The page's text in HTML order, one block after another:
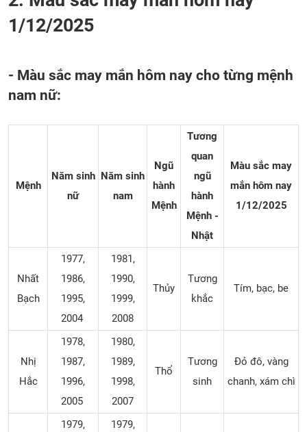
1/12/2025
- Màu sắc may mắn hôm nay cho từng mệnh
nam nữ:
Mệnh
Năm sinh
nữ
Năm sinh
nam
Ngũ
hành
Mệnh
Tương
quan
ngũ
hành
Mệnh -
Nhật
Màu sắc may
mắn hôm nay
1/12/2025
Nhất
Bạch
1977,
1986,
1995,
2004
1981,
1990,
1999,
2008
Thủy
Tương
khắc
Tím, bạc, be
Nhị
Hắc
1978,
1987,
1996,
2005
1980,
1989,
1998,
2007
Thổ
Tương
sinh
Đỏ đô, vàng
chanh, xám chì
1979, 1979,